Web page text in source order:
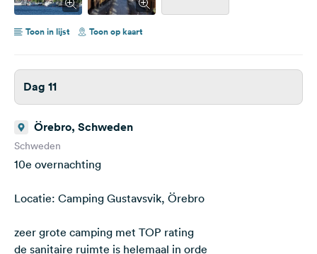
Toon in lijst Toon op kaart
Dag 11
Örebro, Schweden
Schweden
10e overnachting
Locatie: Camping Gustavsvik, Örebro
zeer grote camping met TOP rating
de sanitaire ruimte is helemaal in orde